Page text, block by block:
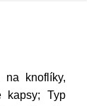
na knoflíky,
kapsy; Typ